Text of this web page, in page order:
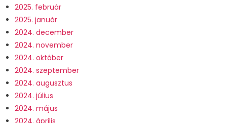
2025. február
2025. január
2024. december
2024. november
2024. október
2024. szeptember
2024. augusztus
2024. július
2024. május